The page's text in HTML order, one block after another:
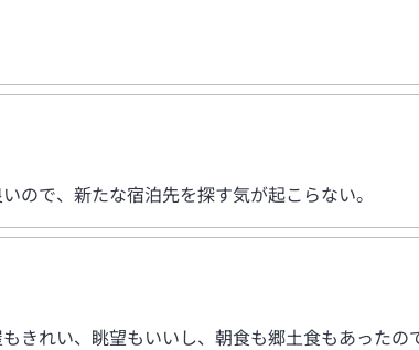
ので、新たな宿泊先を探す気が起こらない。
きれい、眺望もいいし、朝食も郷土食もあったの